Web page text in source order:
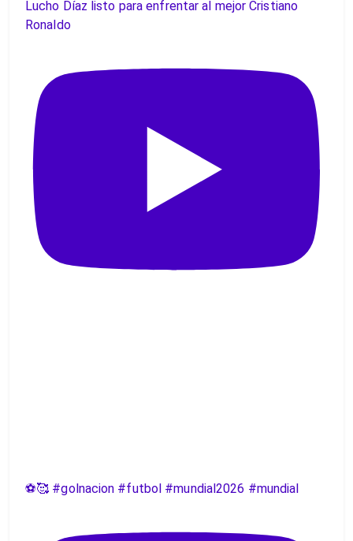
Lucho Díaz listo para enfrentar al mejor Cristiano
Ronaldo
⚽️🥰 #golnacion #futbol #mundial2026 #mundial